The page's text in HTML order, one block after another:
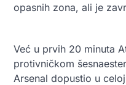
opasnih zona, ali je
Već u prvih 20 minuta
protivničkom
Arsenal dopustio u